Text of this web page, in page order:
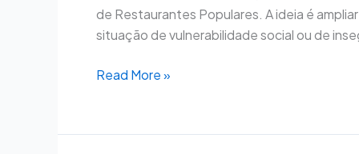
de Restaurantes Populares. A ideia é
situação de vulnerabilidade social ou de
Read More »